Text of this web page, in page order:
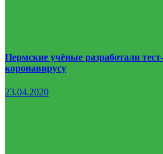
Пермские учёные разработали
коронавирусу
23.04.2020